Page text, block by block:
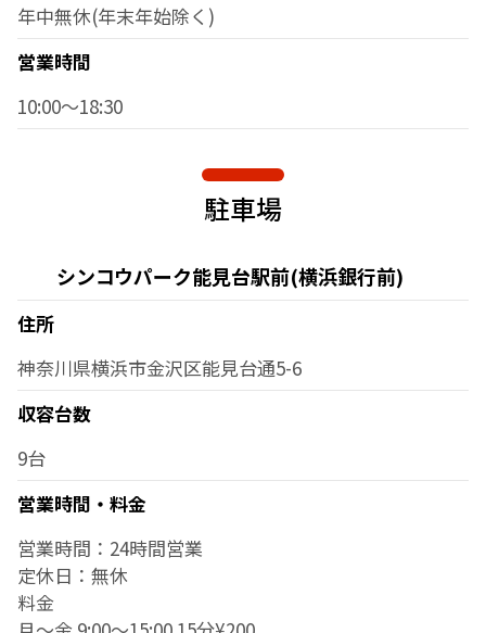
年中無休(年末年始除く)
営業時間
10:00～18:30
駐車場
シンコウパーク能見台駅前(横浜銀行前)
住所
神奈川県横浜市金沢区能見台通5-6
収容台数
9台
営業時間・料金
営業時間：24時間営業
定休日：無休
料金